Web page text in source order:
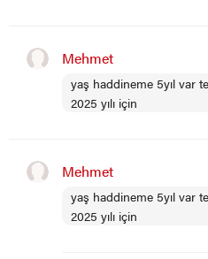
Mehmet
yaş haddineme 5yıl var
2025 yılı için
Mehmet
yaş haddineme 5yıl var
2025 yılı için